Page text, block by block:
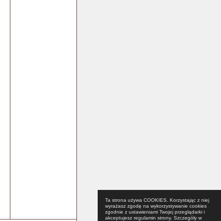
Ta strona używa COOKIES. Korzystając z niej
wyrażasz zgodę na wykorzystywanie cookies
zgodnie z ustawieniami Twojej przeglądarki i
akceptujesz regulamin strony. Szczegóły w